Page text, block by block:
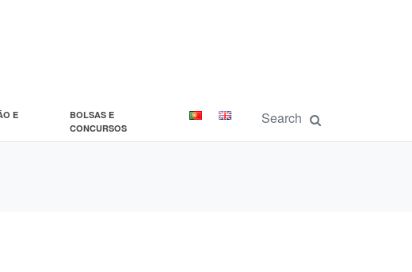
E
BOLSAS E
CONCURSOS